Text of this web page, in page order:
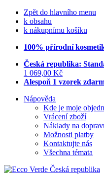
Zpět do hlavního menu
k obsahu
k nákupnímu košíku
100% přírodní
Česká republika:
1 069,00 Kč
Alespoň 1 vzorek
Nápověda
Kde je moje
Vrácení zboží
Náklady na
Možnosti platby
Kontaktujte nás
Všechna témata